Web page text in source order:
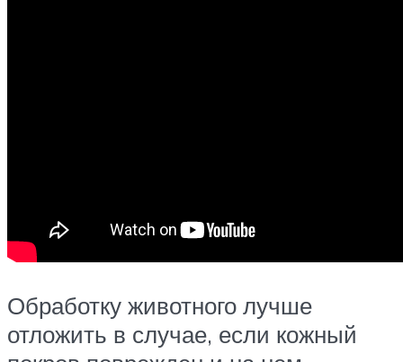
Обработку животного лучше
отложить в случае, если кожный